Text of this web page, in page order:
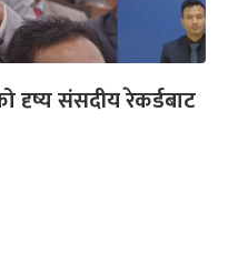
दृष्य संसदीय रेकर्डबाट